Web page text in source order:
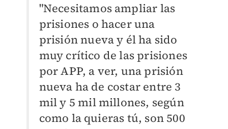
"Necesitamos ampliar las
prisiones o hacer una
prisión nueva y él ha sido
muy crítico de las prisiones
por APP, a ver, una prisión
nueva ha de costar entre 3
mil y 5 mil millones, según
como la quieras tú, son 500